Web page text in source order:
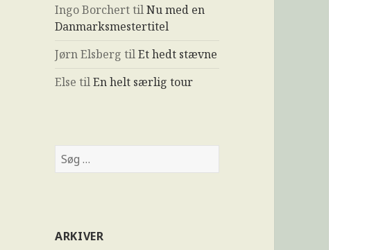
Ingo BorcherttilNu med en
Danmarksmestertitel
Jørn Elsberg tilEt hedt stævne
Else tilEn helt særlig tour
ARKIVER